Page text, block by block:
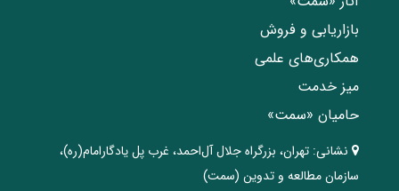
بازاریابی و فروش
همکاری‌های علمی
میز خدمت
حامیان «سمت»
نشانی: تهران، ‌بزرگراه ‌جلال آل‌احمد، غرب پل يادگار‌امام(ره)‌،
سازمان مطالعه و تدوین‌ (سمت)